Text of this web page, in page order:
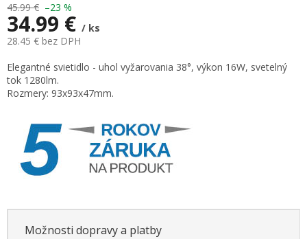
45.99 € –23 %
34.99 € / ks
28.45 € bez DPH
Jednotková
cena:
Elegantné svietidlo - uhol vyžarovania 38°, výkon 16W, svetelný
tok 1280lm.
Rozmery: 93x93x47mm.
Možnosti dopravy a platby